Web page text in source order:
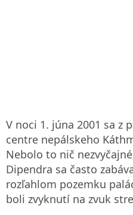
V noci 1. júna 2001 sa z
centre nepálskeho
Nebolo to nič
Dipendra sa často
rozľahlom pozemku
boli zvyknutí na zvuk